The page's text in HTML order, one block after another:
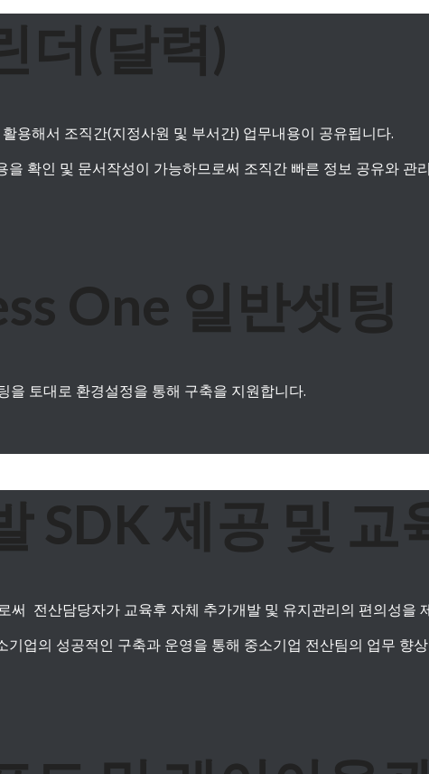
더(달력)
용해서 조직간(지정사원 및 부서간) 업무내용이 공유됩니다.
확인 및 문서작성이 가능하므로써 조직간 빠른 정보 공유와 관
One 일반셋팅
토대로 환경설정을 통해 구축을 지원합니다.
SDK 제공 및 교
써 전산담당자가 교육후 자체 추가개발 및 유지관리의 편의성을
업의 성공적인 구축과 운영을 통해 중소기업 전산팀의 업무 향